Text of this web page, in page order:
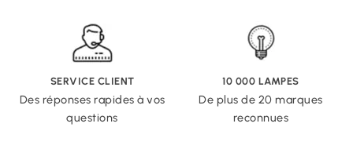
SERVICE CLIENT
Des réponses rapides à vos
questions
10 000 LAMPES
De plus de 20 marques
reconnues